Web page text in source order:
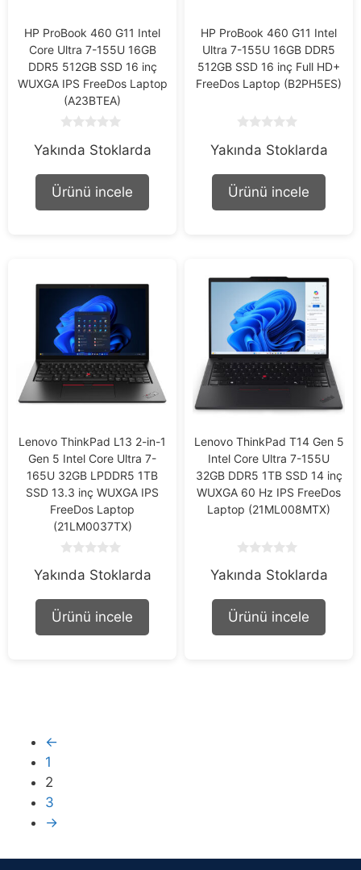
HP ProBook 460 G11 Intel
Core Ultra 7-155U 16GB
DDR5 512GB SSD 16 inç
WUXGA IPS FreeDos Laptop
(A23BTEA)
o
t
f
Yakında Stoklarda
Ürünü incele
HP ProBook 460 G11 Intel
Ultra 7-155U 16GB DDR5
512GB SSD 16 inç Full HD+
FreeDos Laptop (B2PH5ES)
o
t
f
Yakında Stoklarda
Ürünü incele
Lenovo ThinkPad L13 2-in-1
Gen 5 Intel Core Ultra 7-
165U 32GB LPDDR5 1TB
SSD 13.3 inç WUXGA IPS
FreeDos Laptop
(21LM0037TX)
o
t
f
Yakında Stoklarda
Ürünü incele
Lenovo ThinkPad T14 Gen 5
Intel Core Ultra 7-155U
32GB DDR5 1TB SSD 14 inç
WUXGA 60 Hz IPS FreeDos
Laptop (21ML008MTX)
o
t
f
Yakında Stoklarda
Ürünü incele
←
1
2
3
→